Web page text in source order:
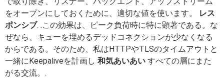
をオープンにしておくために、適切な値を使います。
レス
ポンシブ. .この効果は、ピーク負荷時に特に顕著である。な
ぜなら、キューを埋めるデッドコネクションが少なくなる
からである。そのため、私はHTTPやTLSのタイムアウトと
一緒にKeepaliveを計画し 和気あいあい すべての層にまた
がる交流。.